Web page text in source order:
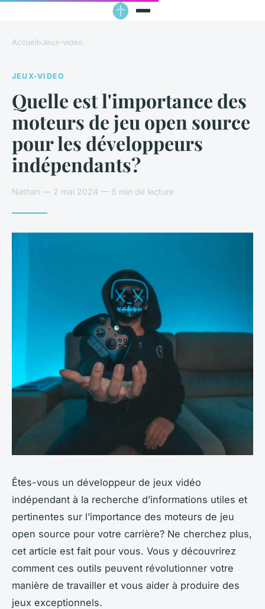
Accueil›Jeux-video
JEUX-VIDEO
Quelle est l'importance des
moteurs de jeu open source
pour les développeurs
indépendants?
Nathan — 2 mai 2024 — 6 min de lecture
Êtes-vous un développeur de jeux vidéo
indépendant à la recherche d’informations utiles et
pertinentes sur l’importance des moteurs de jeu
open source pour votre carrière? Ne cherchez plus,
cet article est fait pour vous. Vous y découvrirez
comment ces outils peuvent révolutionner votre
manière de travailler et vous aider à produire des
jeux exceptionnels.